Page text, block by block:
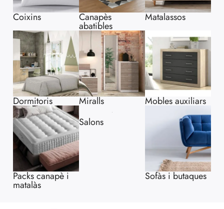
Coixins Canapès
abatibles
Matalassos
Dormitoris Miralls Mobles auxiliars
Packs canapè i
matalàs
Sofàs i butaques